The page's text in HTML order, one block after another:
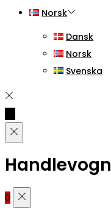
Norsk
Dansk
Norsk
Svenska
Handlevogn
0